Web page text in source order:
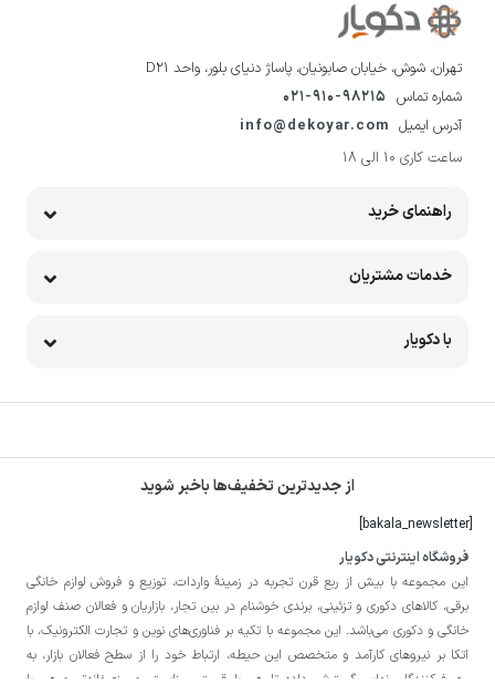
تهران، شوش، خیابان صابونیان، پاساژ دنیای بلور، واحد D21
شماره تماس 021-910-98215
آدرس ایمیل info@dekoyar.com
ساعت کاری 10 الی 18
راهنمای خرید
خدمات مشتریان
با دکویار
از جدیدترین تخفیف‌ها باخبر شوید
[bakala_newsletter]
فروشگاه اینترنتی دکویار
این مجموعه با بيش از ربع قرن تجربه در زمينۀ واردات، توزيع و فروش لوازم خانگی
برقی، کالاهای دکوری و تزئینی، برندی خوشنام در بين تجار، بازاريان و فعالان صنف لوازم
خانگی و دکوری می‌باشد. این مجموعه با تكيه بر فناوری‌های نوين و تجارت الكترونيک، با
اتکا بر نيروهای كارآمد و متخصص اين حيطه، ارتباط خود را از سطح فعالان بازار، به
مصرف‌كنندگان نهايی گسترش داده تا هم با قيمتی مناسبتر و منصفانه‌تر و هم با